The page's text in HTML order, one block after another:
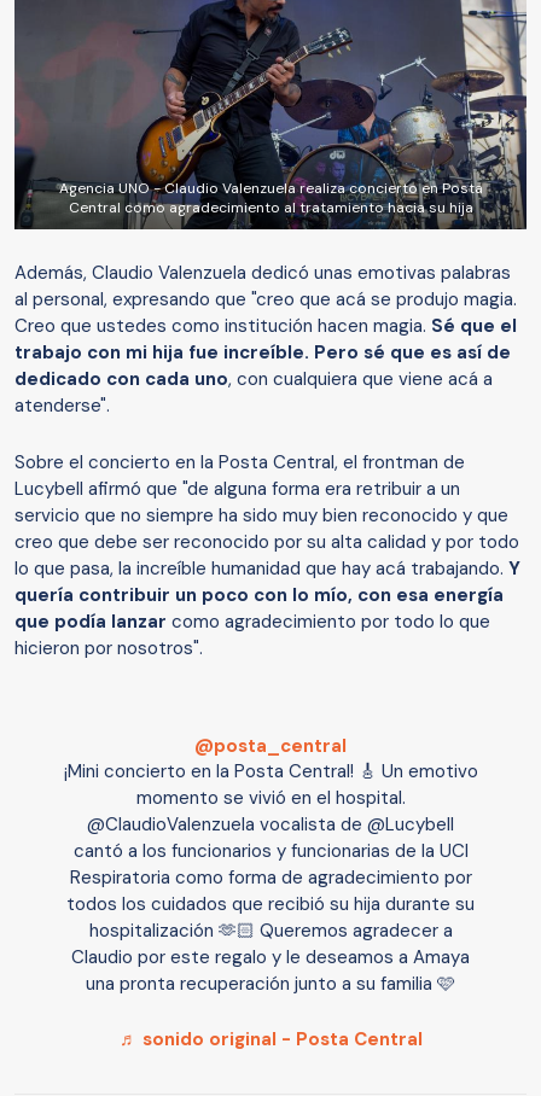
Agencia UNO - Claudio Valenzuela realiza concierto en Posta
Central como agradecimiento al tratamiento hacia su hija
Además, Claudio Valenzuela dedicó unas emotivas palabras
al personal, expresando que "creo que acá se produjo magia.
Creo que ustedes como institución hacen magia. Sé que el
trabajo con mi hija fue increíble. Pero sé que es así de
dedicado con cada uno, con cualquiera que viene acá a
atenderse".
Sobre el concierto en la Posta Central, el frontman de
Lucybell afirmó que "de alguna forma era retribuir a un
servicio que no siempre ha sido muy bien reconocido y que
creo que debe ser reconocido por su alta calidad y por todo
lo que pasa, la increíble humanidad que hay acá trabajando. Y
quería contribuir un poco con lo mío, con esa energía
que podía lanzar como agradecimiento por todo lo que
hicieron por nosotros".
@posta_central
¡Mini concierto en la Posta Central! 🎸 Un emotivo
momento se vivió en el hospital.
@ClaudioValenzuela vocalista de @Lucybell
cantó a los funcionarios y funcionarias de la UCI
Respiratoria como forma de agradecimiento por
todos los cuidados que recibió su hija durante su
hospitalización 🫶🏻 Queremos agradecer a
Claudio por este regalo y le deseamos a Amaya
una pronta recuperación junto a su familia 🩷
♬ sonido original - Posta Central